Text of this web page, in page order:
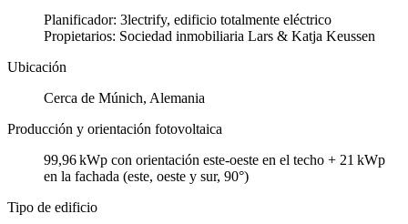
Planificador: 3lectrify, edificio totalmente eléctrico
Propietarios: Sociedad inmobiliaria Lars & Katja Keussen
Ubicación
Cerca de Múnich, Alemania
Producción y orientación fotovoltaica
99,96 kWp con orientación este-oeste en el techo + 21 kWp
en la fachada (este, oeste y sur, 90°)
Tipo de edificio